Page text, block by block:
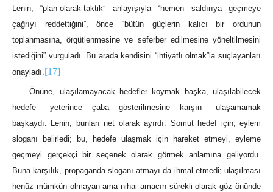
Lenin, “plan-olarak-taktik” anlayışıyla “hemen saldırıya geçmeye
çağrıyı reddettiğini”, önce “bütün güçlerin kalıcı bir ordunun
toplanmasına, örgütlenmesine ve seferber edilmesine yöneltilmesini
istediğini” vurguladı. Bu arada kendisini “ihtiyatlı olmak”la suçlayanları
onayladı.[17]
Önüne, ulaşılamayacak hedefler koymak başka, ulaşılabilecek
hedefe –yeterince çaba gösterilmesine karşın‒ ulaşamamak
başkaydı. Lenin, bunları net olarak ayırdı. Somut hedef için, eylem
sloganı belirledi; bu, hedefe ulaşmak için hareket etmeyi, eyleme
geçmeyi gerçekçi bir seçenek olarak görmek anlamına geliyordu.
Buna karşılık, propaganda sloganı atmayı da ihmal etmedi; ulaşılması
henüz mümkün olmayan ama nihai amacın sürekli olarak göz önünde